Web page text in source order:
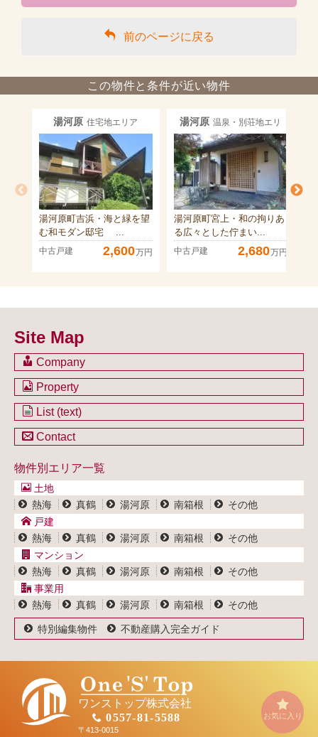
前のページに戻る
この物件と条件が近い物件
湯河原 住宅地エリア
湯河原町吉浜・海と緑を望
む和モダン邸宅 ...
中古戸建 2,600万円
湯河原 温泉・別荘地エリ
ア
湯河原町宮上・和の拘りあ
る広々とした佇まい...
中古戸建 2,680万円
Site Map
Company
会社のご案内
不動産を購入したい方
不動産を売却したい方
不動産買取システム
Property
土地一覧
戸建一覧
マンション一覧
事業用物件一覧
List (text)
土地一覧
マンション一覧
事業用物件一覧
Contact
ブログ
プライバシーポリシー
サイトポリシー
物件別エリア一覧
土地
熱海
真鶴 湯河原 南箱根
その他
戸建
熱海
真鶴 湯河原 南箱根
その他
マンション
熱海
真鶴 湯河原 南箱根
その他
事業用
熱海
真鶴 湯河原 南箱根 その他
特別編集物件 不動産購入完全ガイド
お気に入り
ワンストップ株式会社
0557-81-5588
〒413-0015